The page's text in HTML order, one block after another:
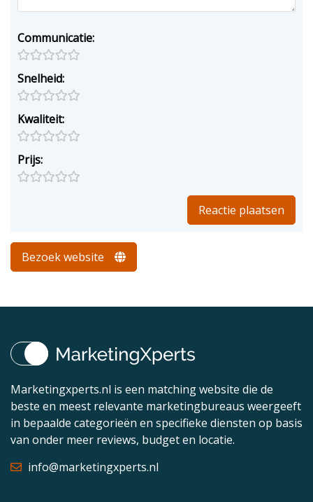
Communicatie:
Snelheid:
Kwaliteit:
Prijs:
Bezoek website
Marketingxperts.nl is een matching website die de
beste en meest relevante marketingbureaus weergeeft
in bepaalde categorieën en specifieke diensten op basis
van onder meer reviews, budget en locatie.
info@marketingxperts.nl